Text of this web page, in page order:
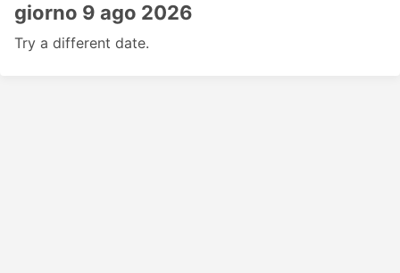
giorno 9 ago 2026
Try a different date.